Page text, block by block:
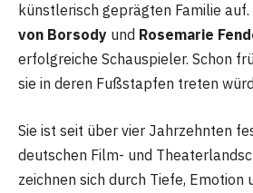
künstlerisch geprägten Familie
von Borsody und Rosemarie
erfolgreiche Schauspieler. Schon
sie in deren Fußstapfen treten
Sie ist seit über vier Jahrzehnten
deutschen Film- und
zeichnen sich durch Tiefe,